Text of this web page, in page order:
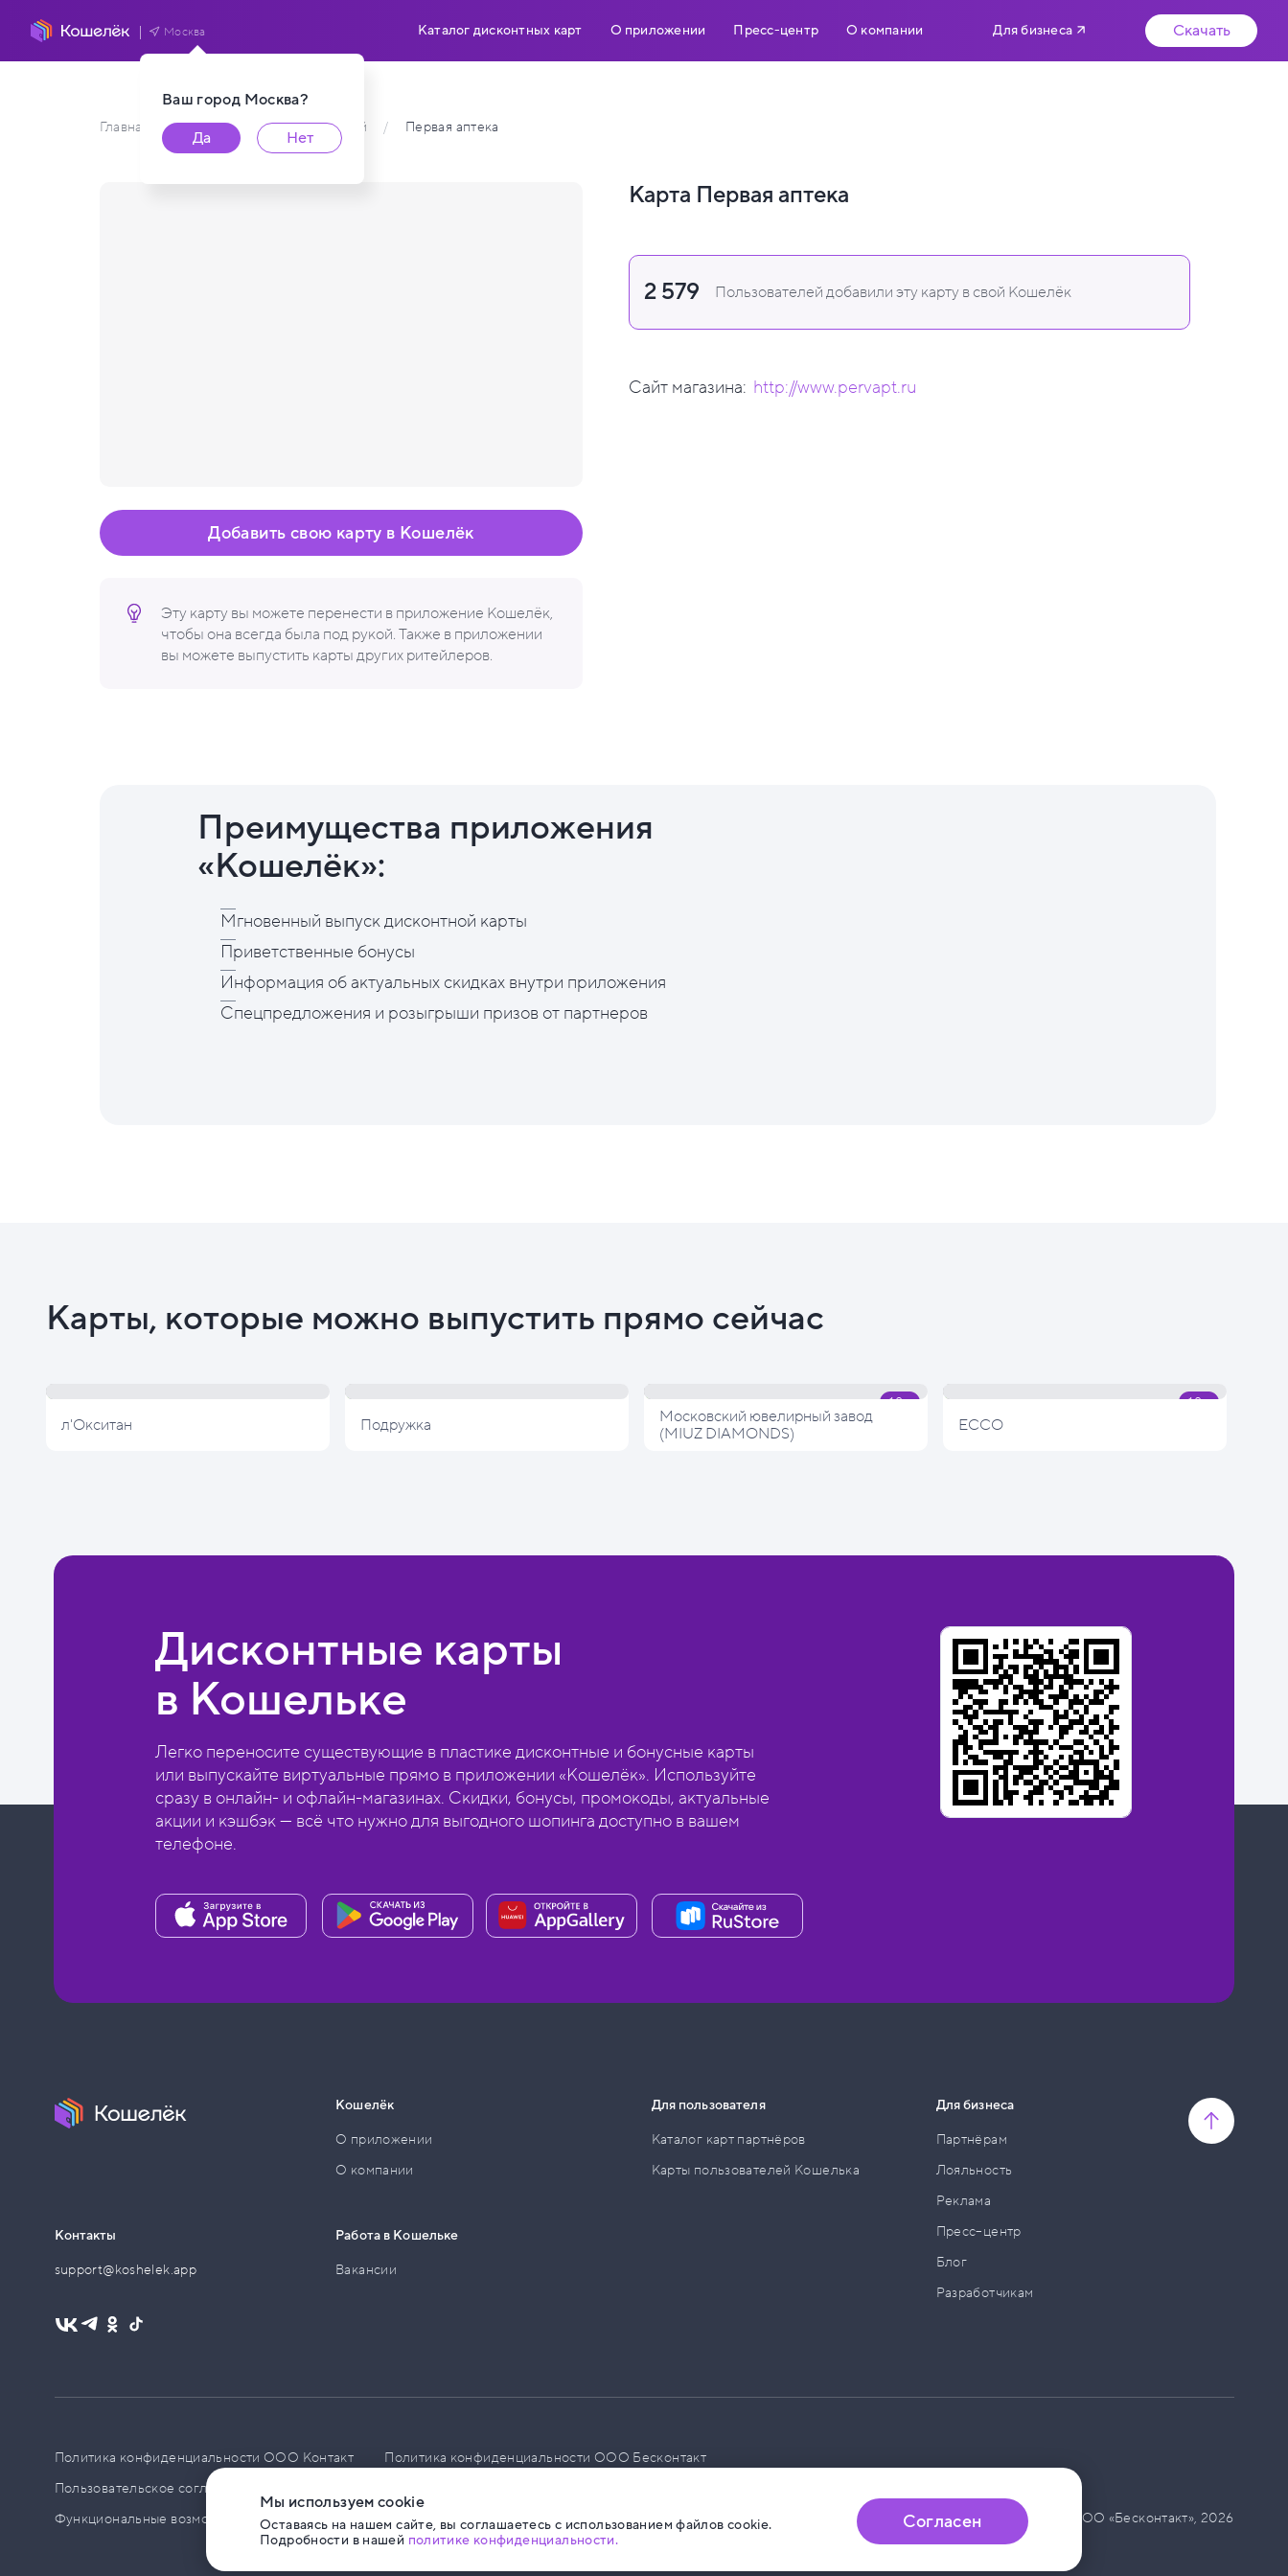
Ваш город Москва?
Да
Нет
Москва Каталог дисконтных карт О приложении Пресс-центр О компании Для бизнеса Скачать
Главная / Каталог карт пользователей / Первая аптека
Эту карту вы можете перенести в приложение Кошелёк,
чтобы она всегда была под рукой. Также в приложении
вы можете выпустить карты других ритейлеров.
Добавить свою карту в Кошелёк
Карта Первая аптека
2 579 Пользователей добавили эту карту в свой Кошелёк
Сайт магазина: http://www.pervapt.ru
Преимущества приложения
«Кошелёк»:
Мгновенный выпуск дисконтной карты
Приветственные бонусы
Информация об актуальных скидках внутри приложения
Спецпредложения и розыгрыши призов от партнеров
Карты, которые можно выпустить прямо сейчас
л'Окситан Подружка
Московский ювелирный завод
(MIUZ DIAMONDS)
ECCO
Дисконтные карты
в Кошельке
Легко переносите существующие в пластике дисконтные и бонусные карты
или выпускайте виртуальные прямо в приложении «Кошелёк». Используйте
сразу в онлайн- и офлайн-магазинах. Скидки, бонусы, промокоды, актуальные
акции и кэшбэк — всё что нужно для выгодного шопинга доступно в вашем
телефоне.
Контакты
support@koshelek.app
Кошелёк
О приложении
О компании
Работа в Кошельке
Вакансии
Для пользователя
Каталог карт партнёров
Карты пользователей Кошелька
Для бизнеса
Партнёрам
Лояльность
Реклама
Пресс–центр
Блог
Разработчикам
Политика конфиденциальности ООО Контакт
Политика конфиденциальности ООО Бесконтакт
Пользовательское соглашение
Функциональные возможности ПО
© ООО «Бесконтакт», 2026
Мы используем cookie
Оставаясь на нашем сайте, вы соглашаетесь с использованием файлов cookie.
Подробности в нашей политике конфиденциальности.
Согласен